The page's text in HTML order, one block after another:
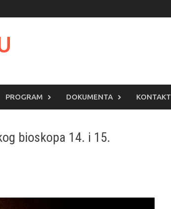
PROGRAM DOKUMENTA KONTAKT
bioskopa 14. i 15.